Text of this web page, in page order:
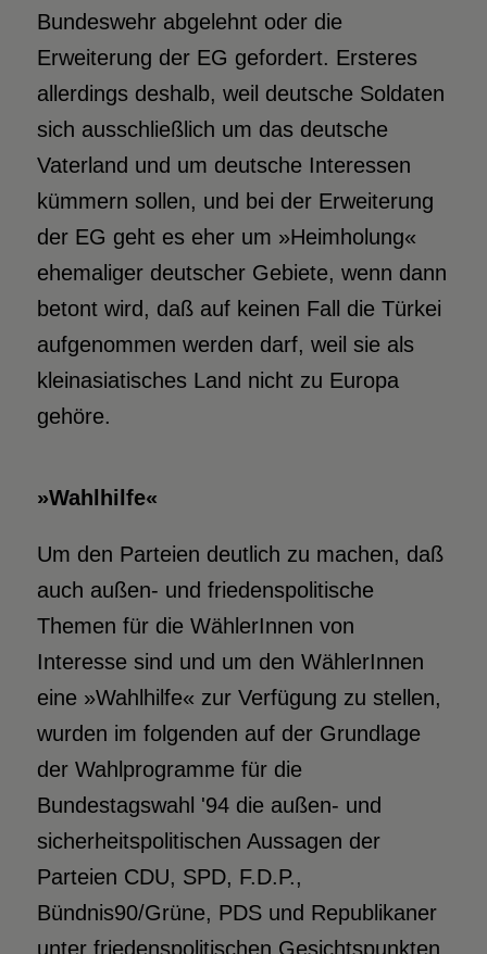
Bundeswehr abgelehnt oder die
Erweiterung der EG gefordert. Ersteres
allerdings deshalb, weil deutsche Soldaten
sich ausschließlich um das deutsche
Vaterland und um deutsche Interessen
kümmern sollen, und bei der Erweiterung
der EG geht es eher um »Heimholung«
ehemaliger deutscher Gebiete, wenn dann
betont wird, daß auf keinen Fall die Türkei
aufgenommen werden darf, weil sie als
kleinasiatisches Land nicht zu Europa
gehöre.
»Wahlhilfe«
Um den Parteien deutlich zu machen, daß
auch außen- und friedenspolitische
Themen für die WählerInnen von
Interesse sind und um den WählerInnen
eine »Wahlhilfe« zur Verfügung zu stellen,
wurden im folgenden auf der Grundlage
der Wahlprogramme für die
Bundestagswahl '94 die außen- und
sicherheitspolitischen Aussagen der
Parteien CDU, SPD, F.D.P.,
Bündnis90/Grüne, PDS und Republikaner
unter friedenspolitischen Gesichtspunkten